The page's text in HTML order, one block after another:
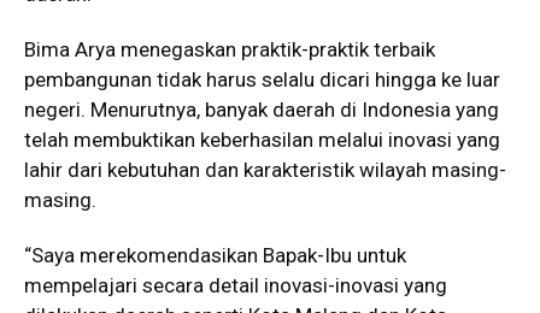
Bima Arya menegaskan praktik-praktik terbaik
pembangunan tidak harus selalu dicari hingga ke luar
negeri. Menurutnya, banyak daerah di Indonesia yang
telah membuktikan keberhasilan melalui inovasi yang
lahir dari kebutuhan dan karakteristik wilayah masing-
masing.
“Saya merekomendasikan Bapak-Ibu untuk
mempelajari secara detail inovasi-inovasi yang